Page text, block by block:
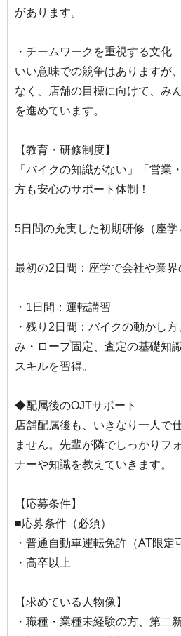
があります。
・チームワークを重視する文化
いい意味での競争はありますが
なく、店舗の目標に向けて、み
を進めています。
【教育・研修制度】
「バイクの知識がない」「営業
方も安心のサポート体制！
5日間の充実した初期研修（座学
最初の2日間：座学で会社や業界
・1日間：運転講習
・残り2日間：バイクの動かし
み・ロープ固定、査定の基礎知
スキルを習得。
◆配属後のOJTサポート
店舗配属後も、いきなり一人で
ません。先輩が隣でしっかりフ
ナーや知識を教えていきます。
【応募条件】
■応募条件（必須）
・普通自動車運転免許（AT限定
・高卒以上
【求めている人物像】
・職種・業種未経験の方、第二